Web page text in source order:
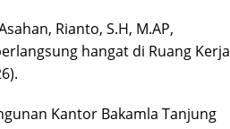
Rianto, S.H, M.AP,
hangat di Ruang Kerja
Kantor Bakamla Tanjung